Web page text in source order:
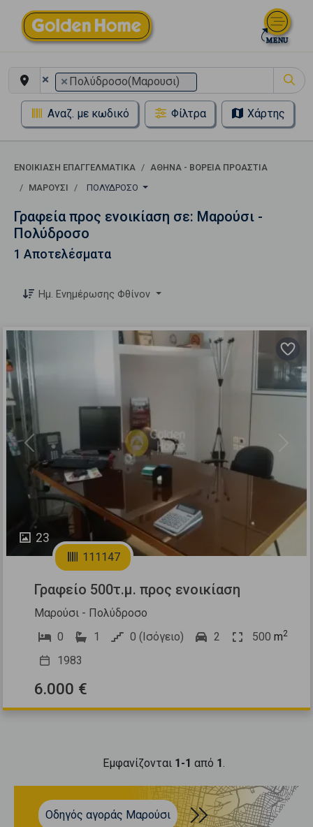
× × Πολύδροσο(Μαρουσι)
Αναζ. με κωδικό Φίλτρα Χάρτης
ΕΝΟΙΚΊΑΣΗ ΕΠΑΓΓΕΛΜΑΤΙΚΆ
ΑΘΉΝΑ - ΒΌΡΕΙΑ ΠΡΟΆΣΤΙΑ
ΜΑΡΟΎΣΙ
ΠΟΛΎΔΡΟΣΟ
Γραφεία προς ενοικίαση σε: Μαρούσι -
Πολύδροσο
1 Αποτελέσματα
Ημ. Ενημέρωσης Φθίνον
23
Previous
111147
Γραφείο 500τ.μ. προς ενοικίαση
Μαρούσι - Πολύδροσο
0
1 0 (Ισόγειο) 2 500 m2
1983
6.000 €
Εμφανίζονται 1-1 από 1
Οδηγός αγοράς Μαρούσι